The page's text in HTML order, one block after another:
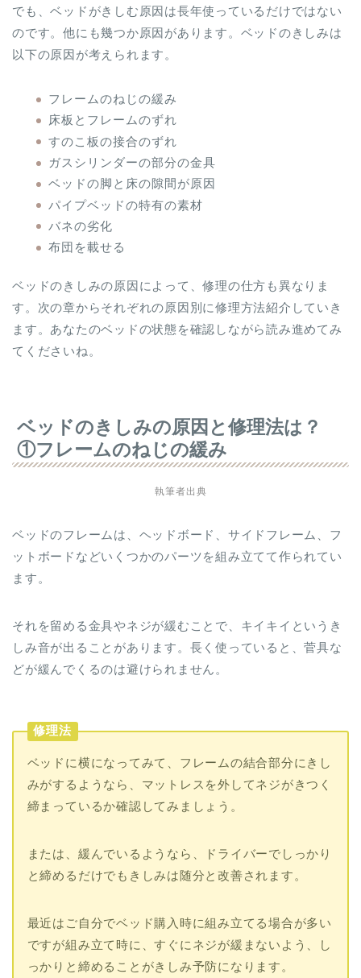
でも、ベッドがきしむ原因は長年使っているだけではない
のです。他にも幾つか原因があります。ベッドのきしみは
以下の原因が考えられます。
フレームのねじの緩み
床板とフレームのずれ
すのこ板の接合のずれ
ガスシリンダーの部分の金具
ベッドの脚と床の隙間が原因
パイプベッドの特有の素材
バネの劣化
布団を載せる
ベッドのきしみの原因によって、修理の仕方も異なりま
す。次の章からそれぞれの原因別に修理方法紹介していき
ます。あなたのベッドの状態を確認しながら読み進めてみ
てくださいね。
ベッドのきしみの原因と修理法は？
①フレームのねじの緩み
執筆者出典
ベッドのフレームは、ヘッドボード、サイドフレーム、フ
ットボードなどいくつかのパーツを組み立てて作られてい
ます。
それを留める金具やネジが緩むことで、キイキイというき
しみ音が出ることがあります。長く使っていると、菅具な
どが緩んでくるのは避けられません。
修理法
ベッドに横になってみて、フレームの結合部分にきし
みがするようなら、マットレスを外してネジがきつく
締まっているか確認してみましょう。
または、緩んでいるようなら、ドライバーでしっかり
と締めるだけでもきしみは随分と改善されます。
最近はご自分でベッド購入時に組み立てる場合が多い
ですが組み立て時に、すぐにネジが緩まないよう、し
っかりと締めることがきしみ予防になります。